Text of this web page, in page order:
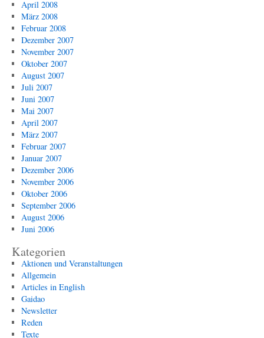
April 2008
März 2008
Februar 2008
Dezember 2007
November 2007
Oktober 2007
August 2007
Juli 2007
Juni 2007
Mai 2007
April 2007
März 2007
Februar 2007
Januar 2007
Dezember 2006
November 2006
Oktober 2006
September 2006
August 2006
Juni 2006
Kategorien
Aktionen und Veranstaltungen
Allgemein
Articles in English
Gaidao
Newsletter
Reden
Texte